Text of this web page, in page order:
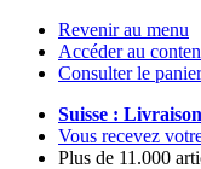
Revenir au menu
Accéder au
Consulter le panier
Suisse :
Vous recevez
Plus de 11.000